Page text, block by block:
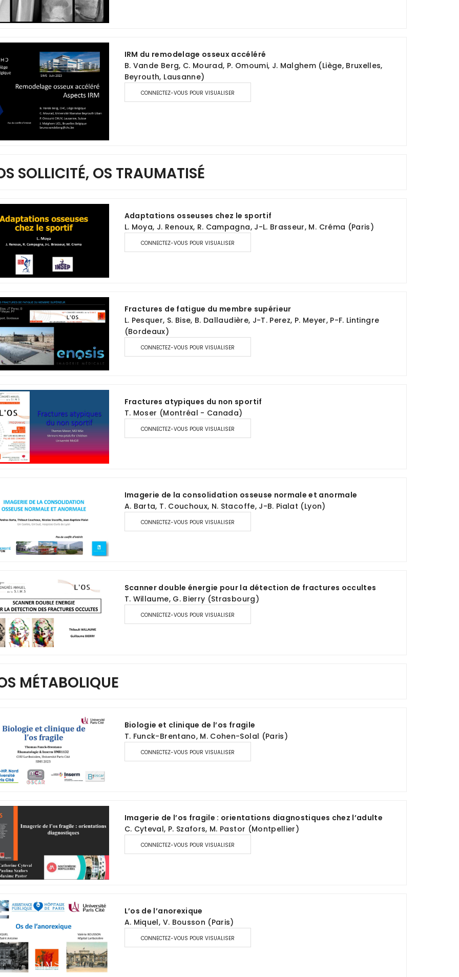
IRM du remodelage osseux accéléré
B. Vande Berg, C. Mourad, P. Omoumi, J. Malghem (Liège, Bruxelles,
Beyrouth, Lausanne)
CONNECTEZ-VOUS POUR VISUALISER
SOLLICITÉ, OS TRAUMATISÉ
Adaptations osseuses chez le sportif
L. Moya, J. Renoux, R. Campagna, J-L. Brasseur, M. Créma (Paris)
CONNECTEZ-VOUS POUR VISUALISER
Fractures de fatigue du membre supérieur
L. Pesquer, S. Bise, B. Dallaudière, J-T. Perez, P. Meyer, P-F. Lintingre
(Bordeaux)
CONNECTEZ-VOUS POUR VISUALISER
Fractures atypiques du non sportif
T. Moser (Montréal - Canada)
CONNECTEZ-VOUS POUR VISUALISER
Imagerie de la consolidation osseuse normale et anormale
A. Barta, T. Couchoux, N. Stacoffe, J-B. Pialat (Lyon)
CONNECTEZ-VOUS POUR VISUALISER
Scanner double énergie pour la détection de fractures occultes
T. Willaume, G. Bierry (Strasbourg)
CONNECTEZ-VOUS POUR VISUALISER
MÉTABOLIQUE
Biologie et clinique de l’os fragile
T. Funck-Brentano, M. Cohen-Solal (Paris)
CONNECTEZ-VOUS POUR VISUALISER
Imagerie de l’os fragile : orientations diagnostiques chez l’adulte
C. Cyteval, P. Szafors, M. Pastor (Montpellier)
CONNECTEZ-VOUS POUR VISUALISER
L’os de l’anorexique
A. Miquel, V. Bousson (Paris)
CONNECTEZ-VOUS POUR VISUALISER